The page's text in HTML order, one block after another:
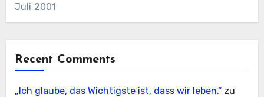
Juli 2001
Recent Comments
„Ich glaube, das Wichtigste ist, dass wir leben.“zu